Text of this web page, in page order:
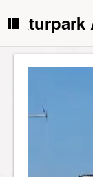
Naturpark